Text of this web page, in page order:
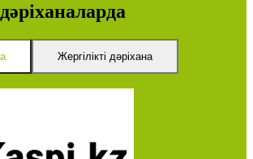
дәріханаларда
Жергілікті дәріхана